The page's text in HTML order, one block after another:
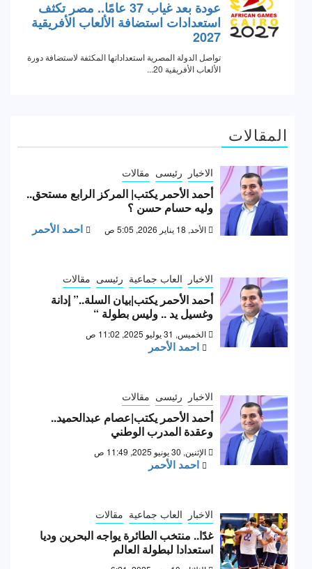
المقالات
الاخبار رئيسى مقالات
أحمد الأحمر يكتب| المركز الرابع مستحق..
وليه حسام حسن ؟
الأحد, 18 يناير 2026, 5:05 ص احمد الأحمر
الاخبار العاب جماعية رئيسى مقالات
أحمد الأحمر يكتب|بيان السلة..” إدانة
وغسيل يد .. وليس بطولة “
الخميس, 31 يوليو 2025, 11:02 ص
احمد الأحمر
الاخبار رئيسى مقالات
أحمد الأحمر يكتب|عصام عبدالحميد..
وعقدة المدرب الوطني
الإثنين, 30 يونيو 2025, 11:49 ص
احمد الأحمر
الاخبار العاب جماعية مقالات
غدًا.. منتخب الطائرة يواجه البحرين وديا
استعدادا لبطولة العالم